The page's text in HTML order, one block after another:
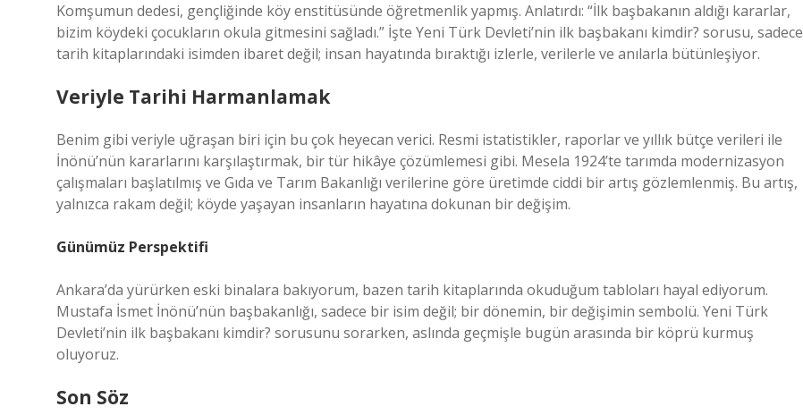
Komşumun dedesi, gençliğinde köy enstitüsünde öğretmenlik yapmış. Anlatırdı: “İlk başbakanın aldığı kararlar,
bizim köydeki çocukların okula gitmesini sağladı.” İşte Yeni Türk Devleti’nin ilk başbakanı kimdir? sorusu, sadece
tarih kitaplarındaki isimden ibaret değil; insan hayatında bıraktığı izlerle, verilerle ve anılarla bütünleşiyor.
Veriyle Tarihi Harmanlamak
Benim gibi veriyle uğraşan biri için bu çok heyecan verici. Resmi istatistikler, raporlar ve yıllık bütçe verileri ile
İnönü’nün kararlarını karşılaştırmak, bir tür hikâye çözümlemesi gibi. Mesela 1924’te tarımda modernizasyon
çalışmaları başlatılmış ve Gıda ve Tarım Bakanlığı verilerine göre üretimde ciddi bir artış gözlemlenmiş. Bu artış,
yalnızca rakam değil; köyde yaşayan insanların hayatına dokunan bir değişim.
Günümüz Perspektifi
Ankara’da yürürken eski binalara bakıyorum, bazen tarih kitaplarında okuduğum tabloları hayal ediyorum.
Mustafa İsmet İnönü’nün başbakanlığı, sadece bir isim değil; bir dönemin, bir değişimin sembolü. Yeni Türk
Devleti’nin ilk başbakanı kimdir? sorusunu sorarken, aslında geçmişle bugün arasında bir köprü kurmuş
oluyoruz.
Son Söz